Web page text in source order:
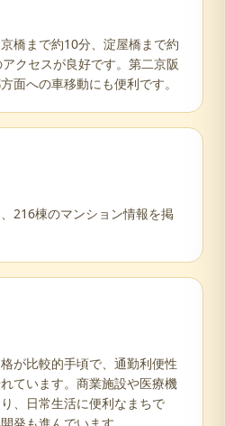
橋まで約10分、淀屋橋まで約
クセスが良好です。第二京阪
面への車移動にも便利です。
216棟のマンション情報を掲
が比較的手頃で、通勤利便性
ています。商業施設や医療機
、日常生活に便利なまちで